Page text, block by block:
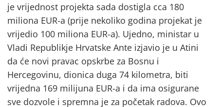
je vrijednost projekta sada dostigla cca 180
miliona EUR-a (prije nekoliko godina projekat je
vrijedio 100 miliona EUR-a). Ujedno, ministar u
Vladi Republikje Hrvatske Ante izjavio je u Atini
da će novi pravac opskrbe za Bosnu i
Hercegovinu, dionica duga 74 kilometra, biti
vrijedna 169 milijuna EUR-a i da ima osigurane
sve dozvole i spremna je za početak radova. Ovo